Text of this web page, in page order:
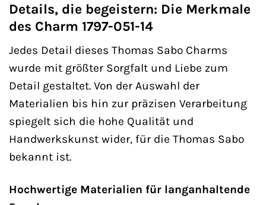
Details, die begeistern: Die Merkmale
des Charm 1797-051-14
Jedes Detail dieses Thomas Sabo Charms
wurde mit größter Sorgfalt und Liebe zum
Detail gestaltet. Von der Auswahl der
Materialien bis hin zur präzisen Verarbeitung
spiegelt sich die hohe Qualität und
Handwerkskunst wider, für die Thomas Sabo
bekannt ist.
Hochwertige Materialien für langanhaltende